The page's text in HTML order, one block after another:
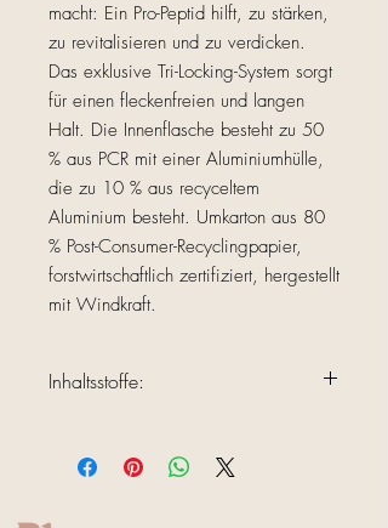
macht: Ein Pro-Peptid hilft, zu stärken,
zu revitalisieren und zu verdicken.
Das exklusive Tri-Locking-System sorgt
für einen fleckenfreien und langen
Halt. Die Innenflasche besteht zu 50
% aus PCR mit einer Aluminiumhülle,
die zu 10 % aus recyceltem
Aluminium besteht. Umkarton aus 80
% Post-Consumer-Recyclingpapier,
forstwirtschaftlich zertifiziert, hergestellt
mit Windkraft.
Inhaltsstoffe:
(Candelilla) Wax/Candelilla Cera/Cire
de candelilla, *Butyrospermum Parkii